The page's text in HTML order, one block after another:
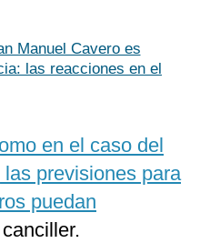
Manuel Cavero es
las reacciones en el
en el caso del
previsiones para
puedan